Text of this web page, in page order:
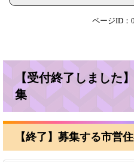
ページID：
【受付終了しました
集
【終了】募集する市営